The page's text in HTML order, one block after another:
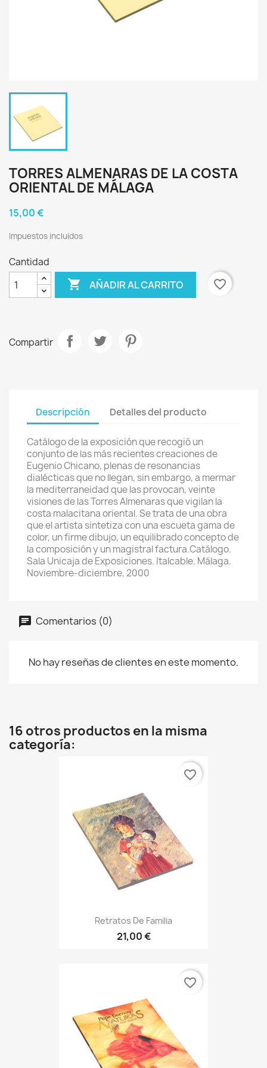
TORRES ALMENARAS DE LA COSTA
ORIENTAL DE MÁLAGA
15,00 €
Impuestos incluidos
Cantidad
 AÑADIR AL CARRITO favorite_border
Compartir
Descripción Detalles del producto
Catálogo de la exposición que recogió un
conjunto de las más recientes creaciones de
Eugenio Chicano, plenas de resonancias
dialécticas que no llegan, sin embargo, a mermar
la mediterraneidad que las provocan, veinte
visiones de las Torres Almenaras que vigilan la
costa malacitana oriental. Se trata de una obra
que el artista sintetiza con una escueta gama de
color, un firme dibujo, un equilibrado concepto de
la composición y un magistral factura.Catálogo.
Sala Unicaja de Exposiciones. Italcable. Málaga.
Noviembre-diciembre, 2000
Comentarios (0)
No hay reseñas de clientes en este momento.
16 otros productos en la misma
categoría:
Retratos De Familia
21,00 €
favorite_border
favorite_border